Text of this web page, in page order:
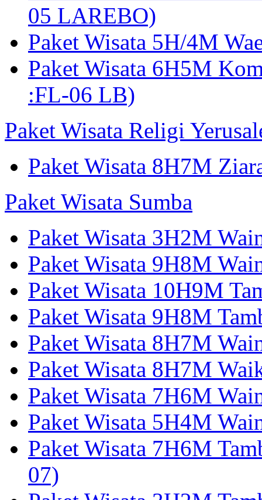
05 LAREBO)
Paket Wisata 5H/4M
Paket Wisata 6H5M
:FL-06 LB)
Paket Wisata Religi
Paket Wisata 8H7M
Paket Wisata Sumba
Paket Wisata 3H2M
Paket Wisata 9H8M
Paket Wisata 10H9M
Paket Wisata 9H8M
Paket Wisata 8H7M
Paket Wisata 8H7M
Paket Wisata 7H6M
Paket Wisata 5H4M
Paket Wisata 7H6M
07)